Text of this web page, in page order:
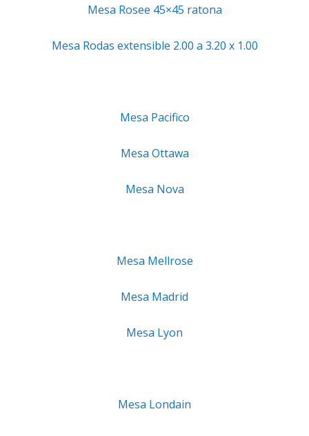
Mesa Rosee 45×45 ratona
Mesa Rodas extensible 2.00 a 3.20 x 1.00
Mesa Pacifico
Mesa Ottawa
Mesa Nova
Mesa Mellrose
Mesa Madrid
Mesa Lyon
Mesa Londain